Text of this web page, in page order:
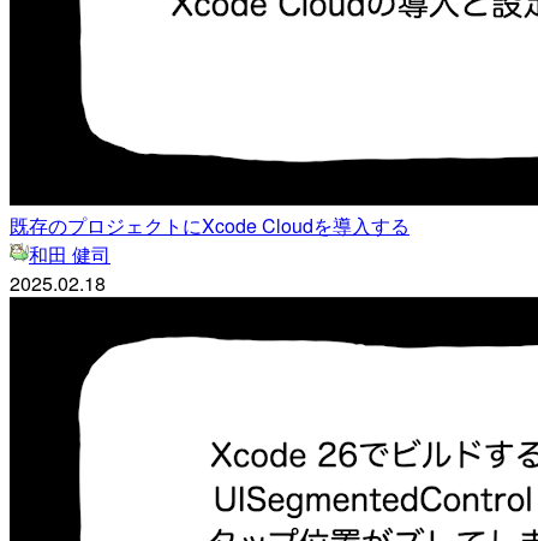
既存のプロジェクトにXcode Cloudを導入する
和田 健司
2025.02.18